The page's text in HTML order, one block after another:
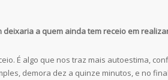
deixaria a quem ainda tem receio em
É algo que nos traz mais autoestima,
demora dez a quinze minutos, e no